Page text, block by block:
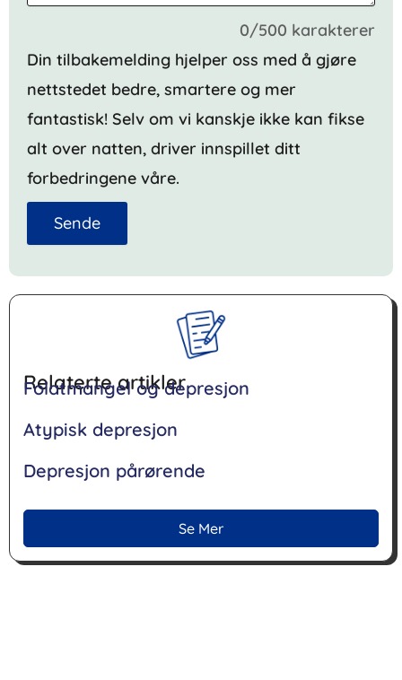
0/500 karakterer
Din tilbakemelding hjelper oss med å gjøre
nettstedet bedre, smartere og mer
fantastisk! Selv om vi kanskje ikke kan fikse
alt over natten, driver innspillet ditt
forbedringene våre.
Sende
Relaterte artikler
Folatmangel og depresjon
Atypisk depresjon
Depresjon pårørende
Se Mer